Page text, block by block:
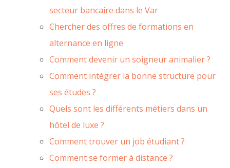
secteur bancaire dans le Var
Chercher des offres de formations en
alternance en ligne
Comment devenir un soigneur animalier ?
Comment intégrer la bonne structure pour
ses études ?
Quels sont les différents métiers dans un
hôtel de luxe ?
Comment trouver un job étudiant ?
Comment se former à distance ?